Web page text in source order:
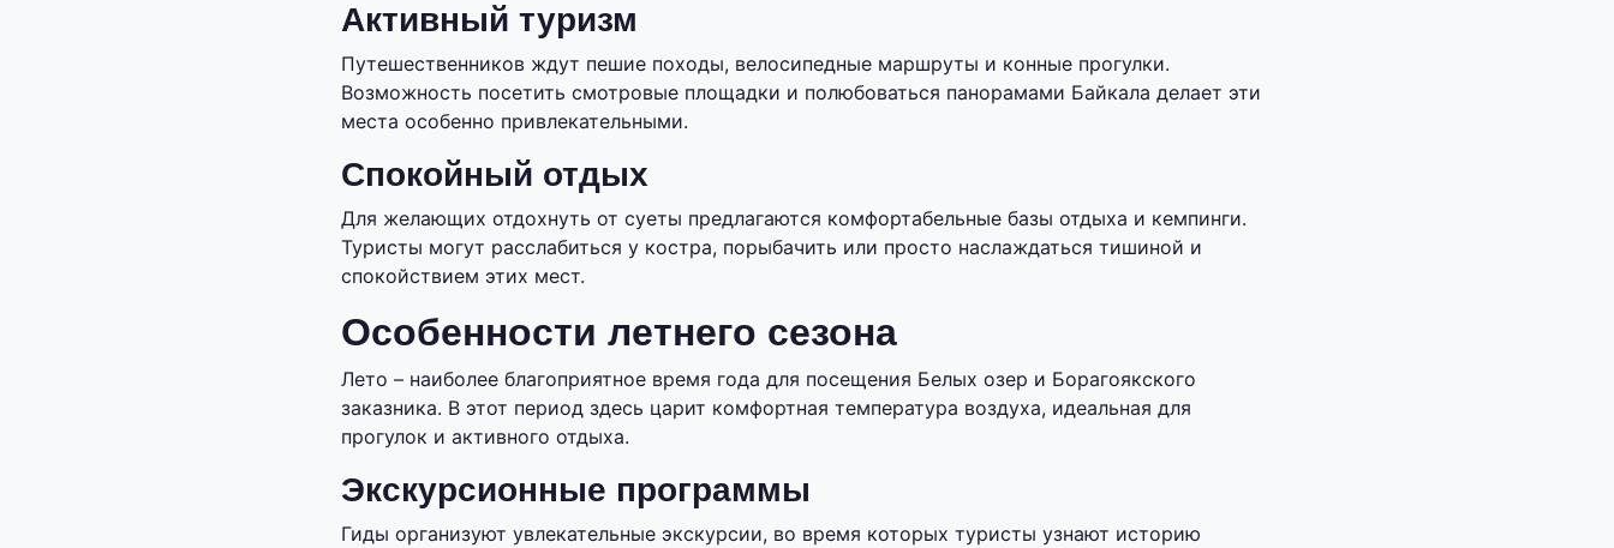
Активный туризм
Путешественников ждут пешие походы, велосипедные маршруты и конные прогулки.
Возможность посетить смотровые площадки и полюбоваться панорамами Байкала делает эти
места особенно привлекательными.
Спокойный отдых
Для желающих отдохнуть от суеты предлагаются комфортабельные базы отдыха и кемпинги.
Туристы могут расслабиться у костра, порыбачить или просто наслаждаться тишиной и
спокойствием этих мест.
Особенности летнего сезона
Лето – наиболее благоприятное время года для посещения Белых озер и Борагоякского
заказника. В этот период здесь царит комфортная температура воздуха, идеальная для
прогулок и активного отдыха.
Экскурсионные программы
Гиды организуют увлекательные экскурсии, во время которых туристы узнают историю